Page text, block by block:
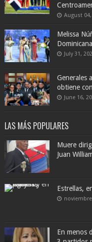
August
Melissa
July 31,
Generales
obtiene
June 16,
LAS MÁS POPULARES
Muere
Juan
Estrellas,
noviembre
En menos